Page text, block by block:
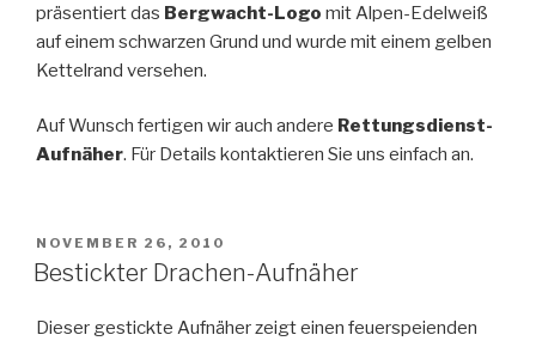
präsentiert das Bergwacht-Logo mit Alpen-Edelweiß
auf einem schwarzen Grund und wurde mit einem gelben
Kettelrand versehen.
Auf Wunsch fertigen wir auch andere Rettungsdienst-
Aufnäher. Für Details kontaktieren Sie uns einfach an.
POSTED
ON
NOVEMBER 26, 2010
Bestickter Drachen-Aufnäher
Dieser gestickte Aufnäher zeigt einen feuerspeienden